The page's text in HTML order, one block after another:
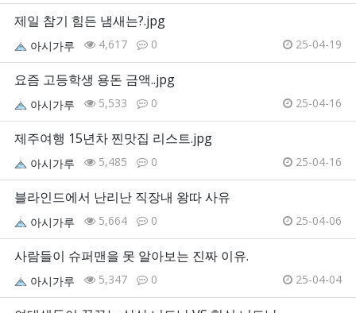
제일 참기 힘든 냄새는?.jpg
아시가루 4,617 0 25-04-19
요즘 고등학생 용돈 금액..jpg
아시가루 5,533 0 25-04-16
제주여행 15년차 찐맛집 리스트.jpg
아시가루 5,485 0 25-04-16
블라인드에서 난리난 직장내 왕따 사유
아시가루 5,664 0 25-04-06
사람들이 슈퍼맨을 못 알아보는 진짜 이유.
아시가루 5,347 0 25-04-04